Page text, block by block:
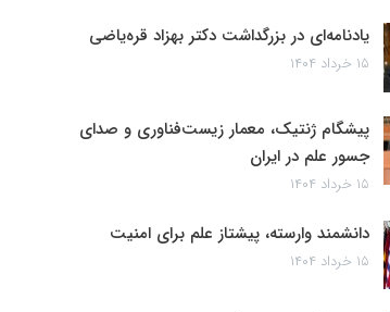
یادنامه‌ای در بزرگداشت دکتر بهزاد قره‌یاضی
۱۵ خرداد ۱۴۰۴
پیشگام ژنتیک، معمار زیست‌فناوری و صدای
جسور علم در ایران
۱۵ خرداد ۱۴۰۴
دانشمند وارسته، پیشتاز علم برای امنیت
۱۵ خرداد ۱۴۰۴